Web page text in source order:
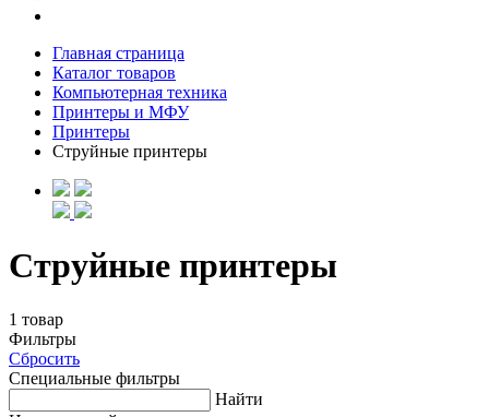
Главная страница
Каталог товаров
Компьютерная техника
Принтеры и МФУ
Принтеры
Струйные принтеры
Струйные принтеры
1 товар
Фильтры
Сбросить
Специальные фильтры
Найти